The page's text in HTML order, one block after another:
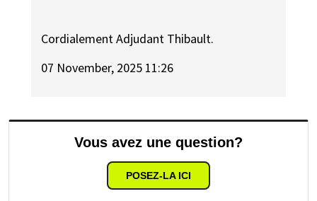
Cordialement Adjudant Thibault.
07 November, 2025 11:26
Vous avez une question?
POSEZ-LA ICI